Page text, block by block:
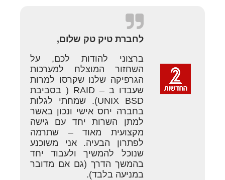
לחברת טיק טק שלום,
ברצוני להודות לכם, על
השחזור המוצלח למערכות
הגרפיקה שלנו שקרסו למרות
שעבדו ב – RAID ( בסביבת
UNIX BSD). שמחתי לגלות
בחברה יחס אישי ונכון באשר
למתן השרות יחד עם גישה
מקצועית מאוד – שתרמה
לפתרון הבעיה. אני משוכנע
שנוכל להמשיך ולעבוד יחד
בהמשך הדרך (גם אם מדובר
במניעה בלבד).